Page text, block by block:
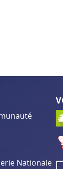
Nationale